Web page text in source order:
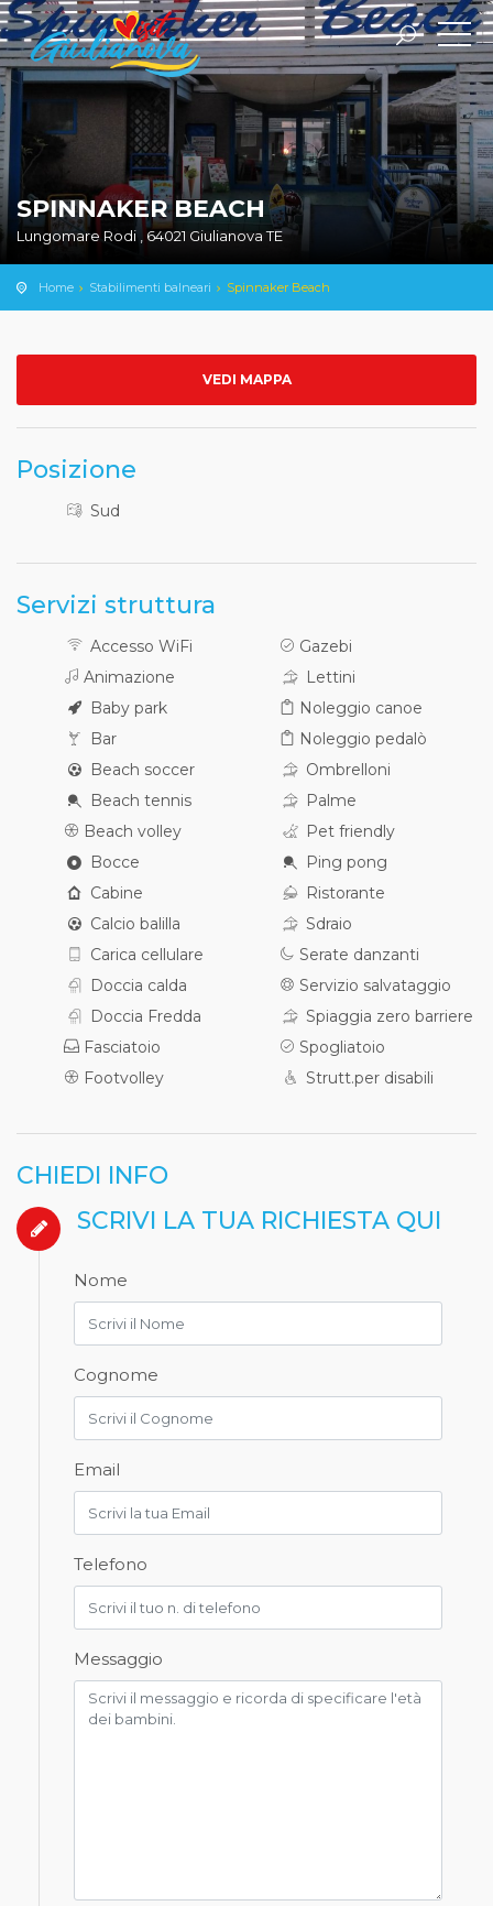
SPINNAKER BEACH
Lungomare Rodi , 64021 Giulianova TE
Home Stabilimenti balneari Spinnaker Beach
VEDI MAPPA
Posizione
Sud
Servizi struttura
Accesso WiFi
Animazione
Baby park
Bar
Beach soccer
Beach tennis
Beach volley
Bocce
Cabine
Calcio balilla
Carica cellulare
Doccia calda
Doccia Fredda
Fasciatoio
Footvolley
Gazebi
Lettini
Noleggio canoe
Noleggio pedalò
Ombrelloni
Palme
Pet friendly
Ping pong
Ristorante
Sdraio
Serate danzanti
Servizio salvataggio
Spiaggia zero barriere
Spogliatoio
Strutt.per disabili
CHIEDI INFO
SCRIVI LA TUA RICHIESTA QUI
Nome
Cognome
Email
Telefono
Messaggio